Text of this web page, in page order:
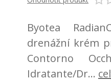
Byotea
drenážní krém
Contorno
Idratante/Dr...